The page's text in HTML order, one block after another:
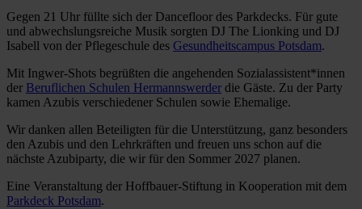
Gegen 21 Uhr füllte sich der Dancefloor des Parkdecks. Für gute
und abwechslungsreiche Musik sorgten DJ The Lionking und DJ
Isabell von der Pflegeschule des Gesundheitscampus Potsdam.
Mit Ingwer-Shots begrüßten die angehenden Sozialassistent*innen
der Beruflichen Schulen Hermannswerder die Gäste. Zu der Party
kamen Azubis verschiedener Schulen sowie Ehemalige.
Wir danken allen Beteiligten für die Unterstützung, ganz besonders
den Azubis und den Lehrkräften und freuen uns schon auf die
nächste Azubiparty, die wir für den Sommer 2027 planen.
Eine Veranstaltung der Hoffbauer-Stiftung in Kooperation mit dem
Parkdeck Potsdam.